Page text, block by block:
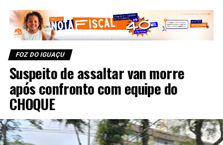
FOZ DO IGUAÇU
Suspeito de assaltar van morre
após confronto com equipe do
CHOQUE